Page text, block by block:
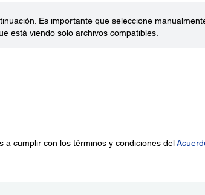
Es importante que seleccione
está viendo solo archivos compatibles.
a cumplir con los términos y condiciones del